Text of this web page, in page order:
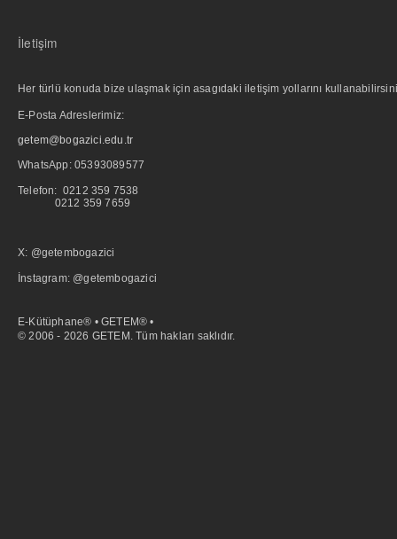
İletişim
Her türlü konuda bize ulaşmak için asagıdaki iletişim yollarını
E-Posta Adreslerimiz:
getem@bogazici.edu.tr
WhatsApp: 05393089577
Telefon: 0212 359 7538
0212 359 7659
X: @getembogazici
İnstagram: @getembogazici
E-Kütüphane® • GETEM® •
© 2006 - 2026 GETEM. Tüm hakları saklıdır.